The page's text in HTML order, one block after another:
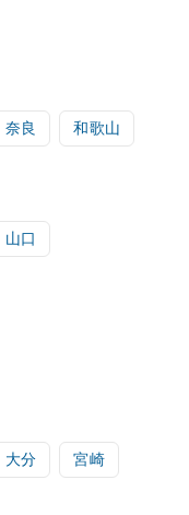
奈良 和歌山
山口
大分 宮崎